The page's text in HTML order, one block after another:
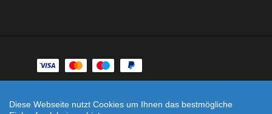
Zahlungsarten
Diese Webseite nutzt Cookies um Ihnen das bestmögliche